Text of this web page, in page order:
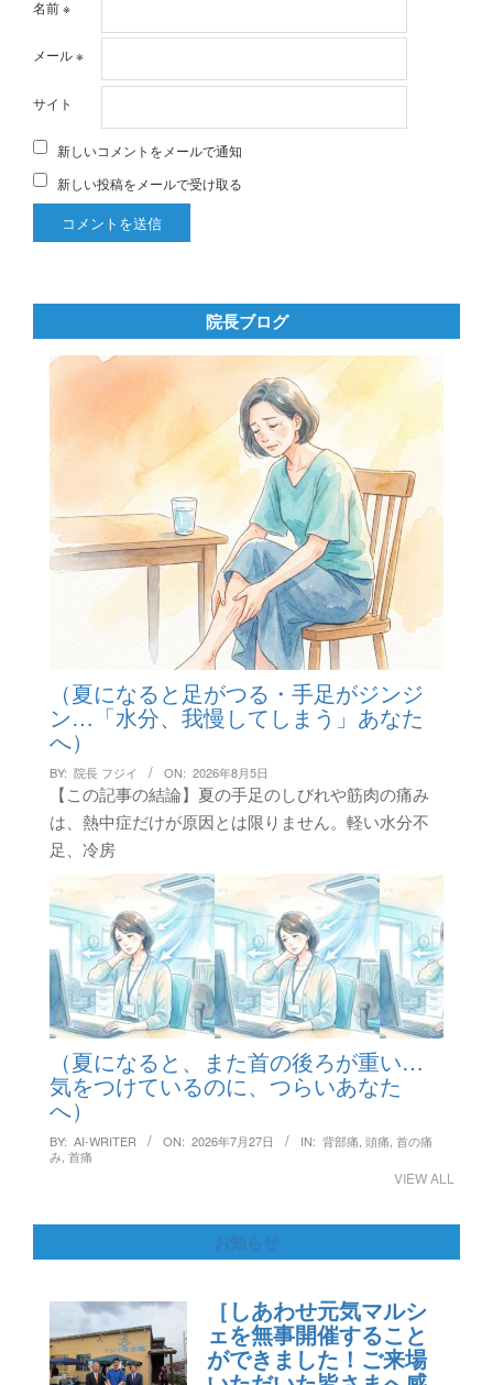
名前※
メール※
サイト
新しいコメントをメールで通知
新しい投稿をメールで受け取る
院長ブログ
（夏になると足がつる・手足がジンジ
ン…「水分、我慢してしまう」あなた
へ）
BY: 院長 フジイ ON: 2026年8月5日
【この記事の結論】夏の手足のしびれや筋肉の痛み
は、熱中症だけが原因とは限りません。軽い水分不
足、冷房
（夏になると、また首の後ろが重い…
気をつけているのに、つらいあなた
へ）
BY: AI-WRITER ON: 2026年7月27日 IN: 背部痛 頭痛 首の痛
み 首痛
VIEW ALL
お知らせ
［しあわせ元気マルシ
ェを無事開催すること
ができました！ご来場